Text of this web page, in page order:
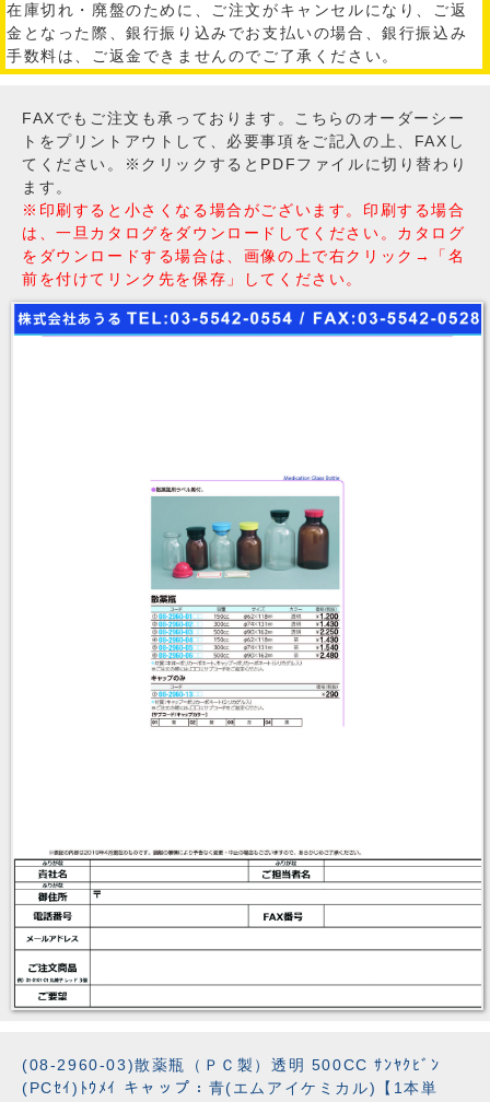
在庫切れ・廃盤のために、ご注文がキャンセルになり、ご返
金となった際、銀行振り込みでお支払いの場合、銀行振込み
手数料は、ご返金できませんのでご了承ください。
FAXでもご注文も承っております。こちらのオーダーシー
トをプリントアウトして、必要事項をご記入の上、FAXし
てください。※クリックするとPDFファイルに切り替わり
ます。
※印刷すると小さくなる場合がございます。印刷する場合
は、一旦カタログをダウンロードしてください。カタログ
をダウンロードする場合は、画像の上で右クリック→「名
前を付けてリンク先を保存」してください。
(08-2960-03)散薬瓶（ＰＣ製）透明 500CC ｻﾝﾔｸﾋﾞﾝ
(PCｾｲ)ﾄｳﾒｲ キャップ：青(エムアイケミカル)【1本単